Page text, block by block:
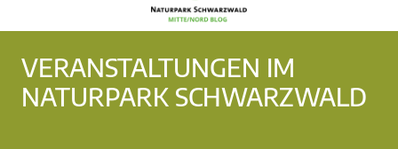
VERANSTALTUNGEN IM
NATURPARK SCHWARZWALD